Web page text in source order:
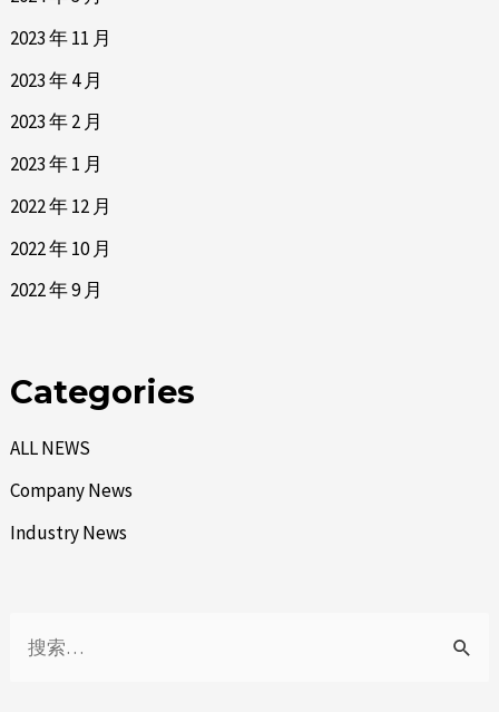
2023 年 11 月
2023 年 4 月
2023 年 2 月
2023 年 1 月
2022 年 12 月
2022 年 10 月
2022 年 9 月
Categories
ALL NEWS
Company News
Industry News